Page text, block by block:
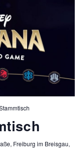
Freiburg im Breisgau,